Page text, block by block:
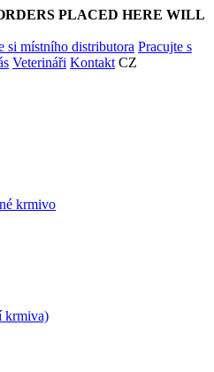
PLACED HERE WILL
si místního distributora Pracujte s
Veterináři Kontakt CZ
krmivo
krmiva)